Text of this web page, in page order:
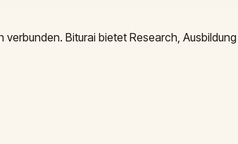
Biturai bietet Research,